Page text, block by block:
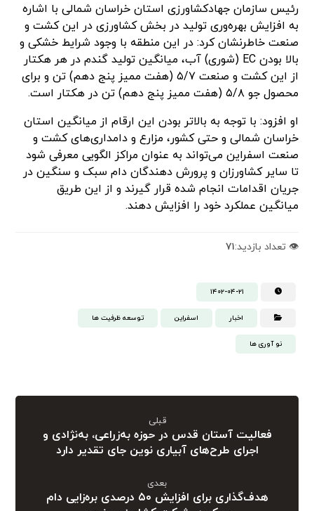
رئیس سازمان جهادکشاورزی استان خراسان شمالی با اشاره
به افزایش بهره‌وری تولید در بخش کشاورزی در این کشت و
صنعت خاطرنشان کرد: در این منطقه با وجود شرایط خشکی و
بالا بودن EC (شوری) آب، میانگین تولید گندم در هر هکتار
از این کشت و صنعت ۵/۷ (هفت ممیز پنج دهم) تن و برای
محصول جو ۵/۸ (هفت ممیز پنج دهم) تن در هکتار است.
او افزود: با توجه به بالاتر بودن این ارقام از میانگین استان
خراسان شمالی و حتی کشور، مزارع و دامداری‌های کشت و
صنعت اسفراین می‌تواند به عنوان مراکز الگویی معرفی شود
تا سایر کشاورزان و پرورش دهندگان دام سبک و سنگین در
جریان اقدامات انجام شده قرار گیرند و از این طریق
میانگین عملکرد خود را افزایش دهند.
👁️ تعداد بازدید:۷۱
۱۴۰۲-۰۴-۲۱
اخبار اسفراین توسعه ظرفیت ها
نو آوری ها
قبلی
فعالیت آستان قدس در حوزه به‌زراعی، به‌نژادی و
اجرای طرح‌های آبیاری نوین جای تقدیر دارد
بعدی
هدف‌گذاری برای افزایش ۵۰ درصدی بره‌زایی دام